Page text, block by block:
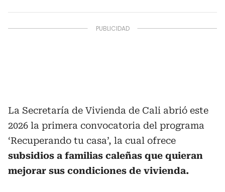
La Secretaría de Vivienda de Cali abrió este
2026 la primera convocatoria del programa
‘Recuperando tu casa’, la cual ofrece
subsidios a familias caleñas que quieran
mejorar sus condiciones de vivienda.